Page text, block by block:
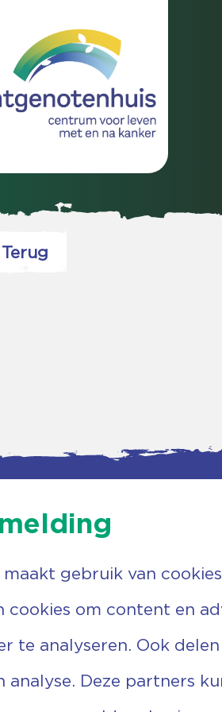
Terug
7731 PA
0529
maakt gebruik van
cookies om content en
te analyseren. Ook
analyse. Deze partners